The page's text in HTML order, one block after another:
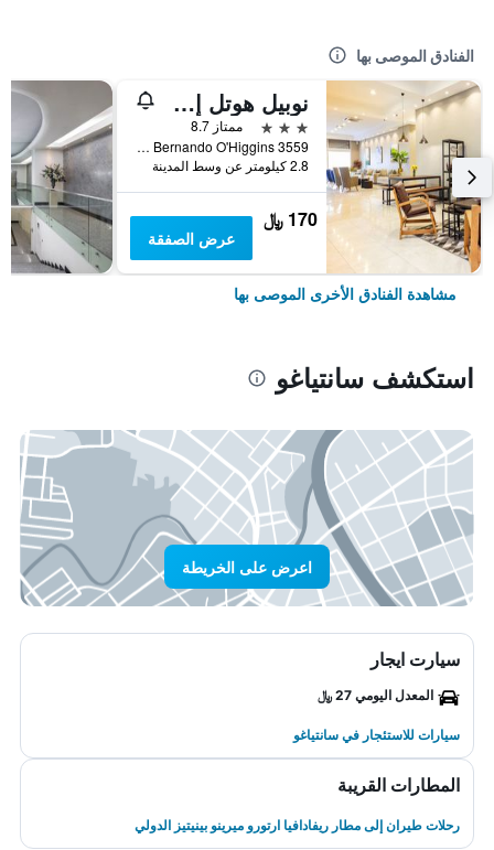
الفنادق الموصى بها
نوبيل هوتل إستاثيون سنترال
3 نجوم
ممتاز 8.7
Avda. Lib Bernando O'Higgins 3559, سانتياغو, شيلي
2.8 كيلومتر عن وسط المدينة
170 ﷼
عرض الصفقة
مشاهدة الفنادق الأخرى الموصى بها
استكشف سانتياغو
اعرض على الخريطة
سيارت ايجار
المعدل اليومي 27 ﷼
سيارات للاستئجار في سانتياغو
المطارات القريبة
رحلات طيران إلى مطار ريفادافيا ارتورو ميرينو بينيتيز الدولي